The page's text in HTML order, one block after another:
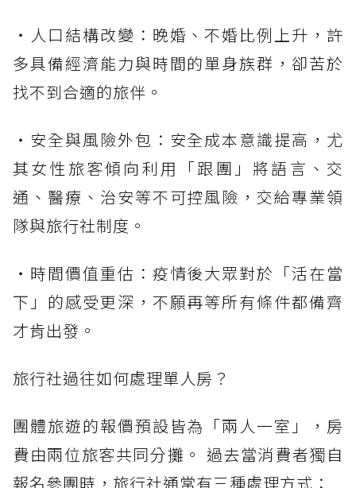
・人口結構改變：晚婚、不婚比例上升，許
多具備經濟能力與時間的單身族群，卻苦於
找不到合適的旅伴。
・安全與風險外包：安全成本意識提高，尤
其女性旅客傾向利用「跟團」將語言、交
通、醫療、治安等不可控風險，交給專業領
隊與旅行社制度。
・時間價值重估：疫情後大眾對於「活在當
下」的感受更深，不願再等所有條件都備齊
才肯出發。
旅行社過往如何處理單人房？
團體旅遊的報價預設皆為「兩人一室」，房
費由兩位旅客共同分攤。 過去當消費者獨自
報名參團時，旅行社通常有三種處理方式：